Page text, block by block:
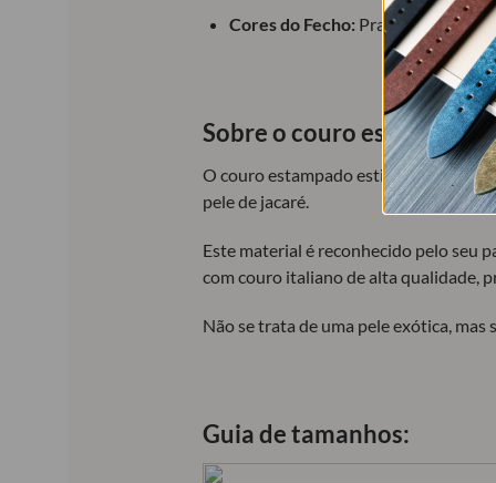
Cores do Fecho: Prateado,
Sobre o couro estampado
O couro estampado estilo ‘alligator’
pele de jacaré.
Este material é reconhecido pelo seu
com couro italiano de alta qualidade,
Não se trata de uma pele exótica,
Guia de tamanhos: